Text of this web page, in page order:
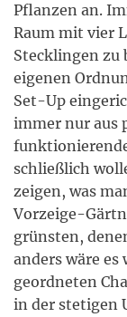
Pflanzen an.
Raum mit vier
Stecklingen zu
eigenen
Set-Up
immer nur aus
schließlich
zeigen, was
Vorzeige-
grünsten,
anders wäre
geordneten
in der stetigen